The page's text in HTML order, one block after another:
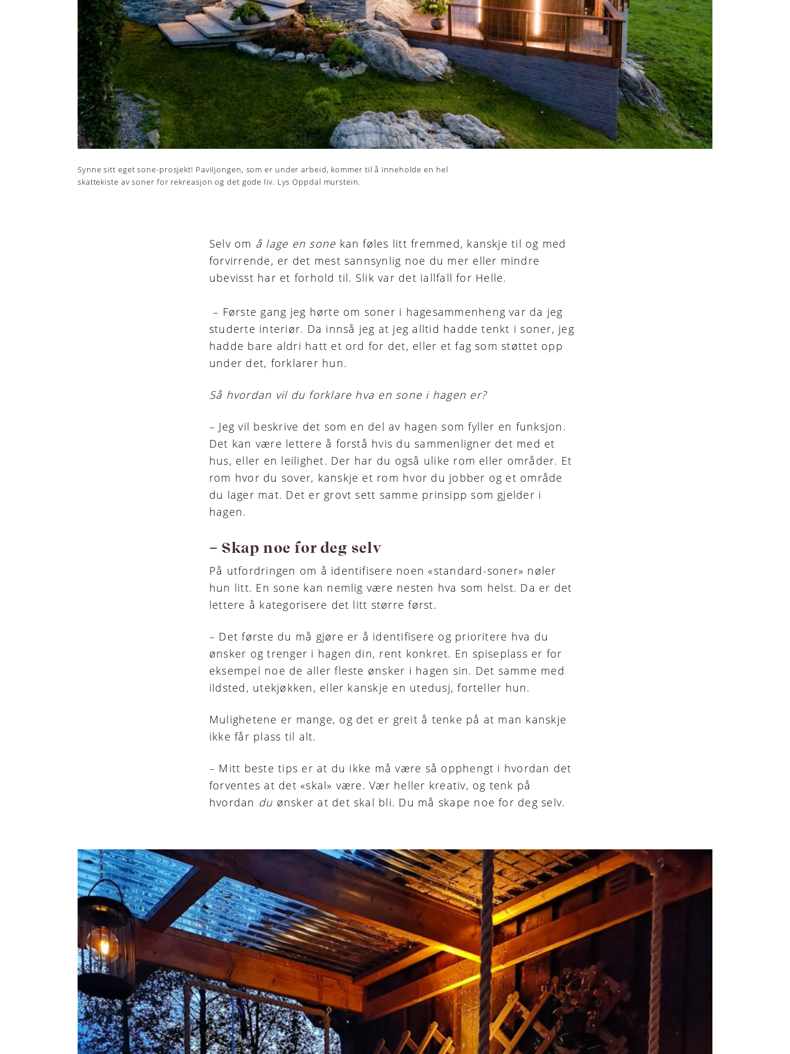
Synne sitt eget sone-prosjekt! Paviljongen, som er under arbeid, kommer til å inneholde en hel
skattekiste av soner for rekreasjon og det gode liv. Lys Oppdal murstein.
Selv om å lage en sone kan føles litt fremmed, kanskje til og med
forvirrende, er det mest sannsynlig noe du mer eller mindre
ubevisst har et forhold til. Slik var det iallfall for Helle.
– Første gang jeg hørte om soner i hagesammenheng var da jeg
studerte interiør. Da innså jeg at jeg alltid hadde tenkt i soner, jeg
hadde bare aldri hatt et ord for det, eller et fag som støttet opp
under det, forklarer hun.
Så hvordan vil du forklare hva en sone i hagen er?
– Jeg vil beskrive det som en del av hagen som fyller en funksjon.
Det kan være lettere å forstå hvis du sammenligner det med et
hus, eller en leilighet. Der har du også ulike rom eller områder. Et
rom hvor du sover, kanskje et rom hvor du jobber og et område
du lager mat. Det er grovt sett samme prinsipp som gjelder i
hagen.
– Skap noe for deg selv
På utfordringen om å identifisere noen «standard-soner» nøler
hun litt. En sone kan nemlig være nesten hva som helst. Da er det
lettere å kategorisere det litt større først.
– Det første du må gjøre er å identifisere og prioritere hva du
ønsker og trenger i hagen din, rent konkret. En spiseplass er for
eksempel noe de aller fleste ønsker i hagen sin. Det samme med
ildsted, utekjøkken, eller kanskje en utedusj, forteller hun.
Mulighetene er mange, og det er greit å tenke på at man kanskje
ikke får plass til alt.
– Mitt beste tips er at du ikke må være så opphengt i hvordan det
forventes at det «skal» være. Vær heller kreativ, og tenk på
hvordan du ønsker at det skal bli. Du må skape noe for deg selv.